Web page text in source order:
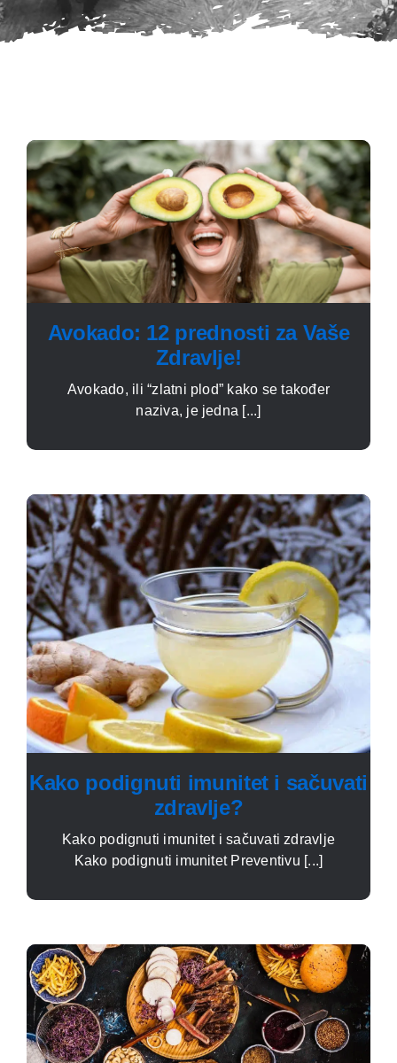
Avokado: 12 prednosti za Vaše
Zdravlje!
Avokado, ili “zlatni plod” kako se također
naziva, je jedna [...]
Kako podignuti imunitet i sačuvati
zdravlje?
Kako podignuti imunitet i sačuvati zdravlje
Kako podignuti imunitet Preventivu [...]